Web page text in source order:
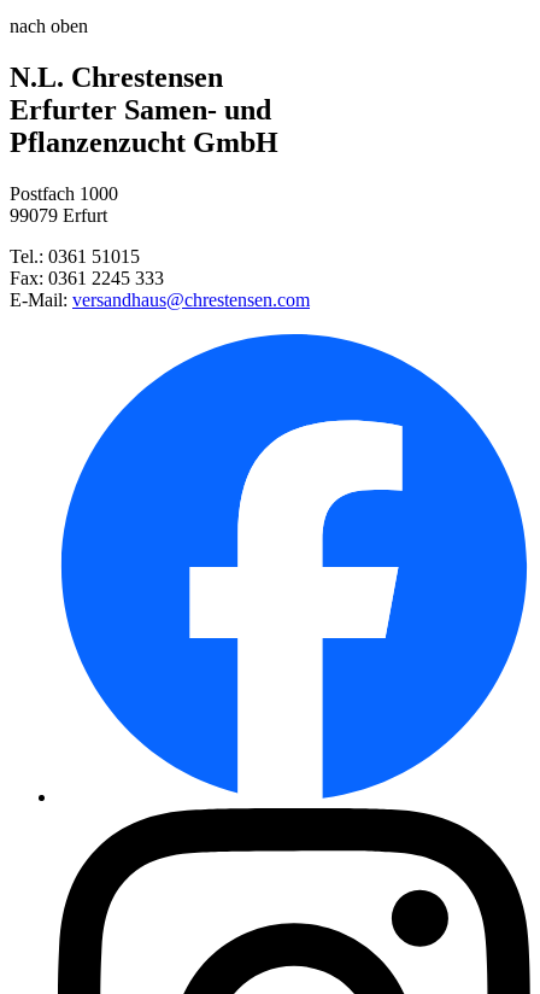
Damen- und Floristenschere
Steppensalbei Blaukönigin
Blaukissen
Steingarten-Mischung
Schafgarbe Paprika
Rittersporn Galahad
Schleierkraut Schneeflocke
Jungfer im Grünen Mischung
Steppensalbei Adrian
nach oben
N.L. Chrestensen
Erfurter Samen- und
Pflanzenzucht GmbH
Postfach 1000
99079 Erfurt
Tel.: 0361 51015
Fax: 0361 2245 333
E-Mail: versandhaus@chrestensen.com